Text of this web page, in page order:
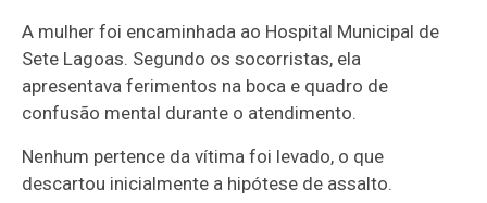
A mulher foi encaminhada ao Hospital Municipal de
Sete Lagoas. Segundo os socorristas, ela
apresentava ferimentos na boca e quadro de
confusão mental durante o atendimento.
Nenhum pertence da vítima foi levado, o que
descartou inicialmente a hipótese de assalto.